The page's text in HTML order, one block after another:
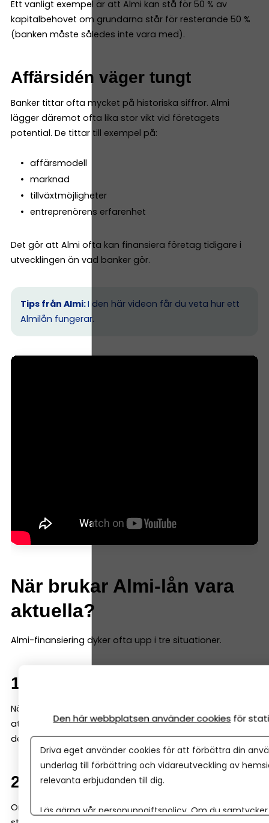
Ett vanligt exempel är att Almi kan stå för 50 % av
kapitalbehovet om grundarna står för resterande 50 %
(banken måste således inte vara med).
Affärsidén väger tungt
Banker tittar ofta mycket på historiska siffror. Almi
lägger däremot ofta lika stor vikt vid företagets
potential. De tittar till exempel på:
affärsmodell
marknad
tillväxtmöjligheter
entreprenörens erfarenhet
Det gör att Almi ofta kan finansiera företag tidigare i
utvecklingen än vad banker gör.
Tips från Almi:I den här videon får du veta hur ett
Almilån fungerar.
När brukar Almi-lån vara
aktuella?
Almi-finansiering dyker ofta upp i tre situationer.
1. Tidig fas
När ett företag fortfarande är ungt kan banken tycka
att underlaget är begränsat. Då kan Almi gå in med en
del av finansieringen – ofta genom ett s k mikrolån.
2. Tillväxt och expansion
Om ett företag vill växa snabbt kan kapitalbehovet bli
Den här webbplatsen använder cookies för
Driva eget använder cookies för att förbättra din
underlag till förbättring och vidareutveckling av
relevanta erbjudanden till dig.
Läs gärna vår personuppgiftspolicy. Om du